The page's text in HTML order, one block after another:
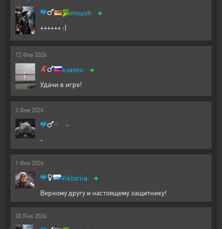
🥦moush +
++++++ :)
12 Фев 2026
kvasno +
Удачи в игре!
2 Фев 2026
-
-
1 Фев 2026
Viktoriia +
Верному другу и настоящему защитнику!
30 Янв 2026